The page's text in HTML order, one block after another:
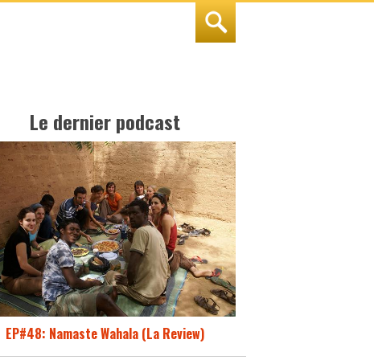
Le dernier podcast
EP#48: Namaste Wahala (La Review)